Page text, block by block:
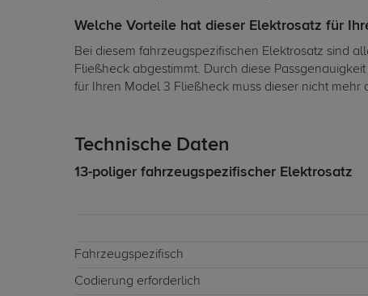
Welche Vorteile hat dieser Elektrosatz für
Bei diesem fahrzeugspezifischen Elektrosatz sind
Fließheck abgestimmt. Durch diese
für Ihren Model 3 Fließheck muss dieser nicht
Technische Daten
13-poliger fahrzeugspezifischer Elektrosatz
Fahrzeugspezifisch
Codierung erforderlich